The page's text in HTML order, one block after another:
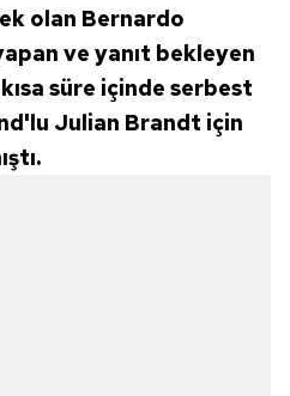
olan Bernardo
ve yanıt bekleyen
kısa süre içinde serbest
Julian Brandt için